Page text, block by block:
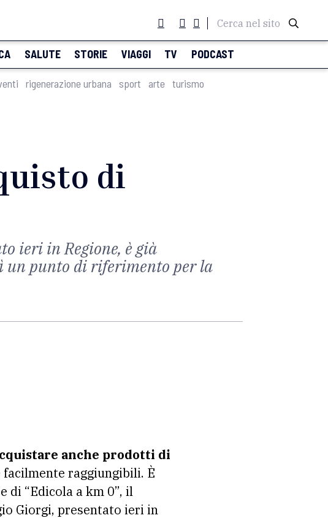
Cerca nel sito
SALUTE STORIE VIAGGI TV PODCAST
rigenerazione urbana sport arte turismo
di
ieri in Regione, è già
un punto di riferimento per la
anche prodotti di
facilmente raggiungibili. È
di “Edicola a km 0”, il
Giorgi, presentato ieri in